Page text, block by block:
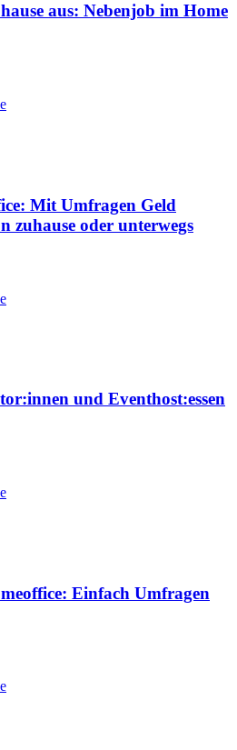
aus: Nebenjob im Home
Mit Umfragen Geld
zuhause oder unterwegs
und Eventhost:essen
Einfach Umfragen